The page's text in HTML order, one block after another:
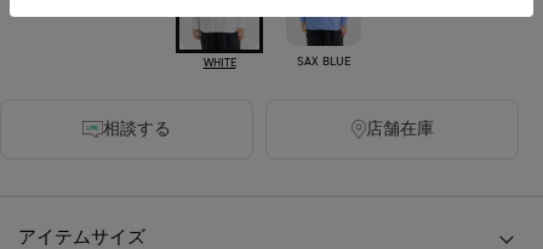
WHITE SAX BLUE
相談する 店舗在庫
アイテムサイズ